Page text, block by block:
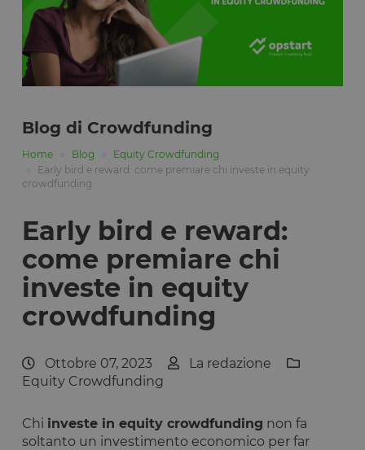
Blog di Crowdfunding
Home Blog
Equity Crowdfunding
Early bird e reward: come premiare chi investe in equity
crowdfunding
Early bird e reward:
come premiare chi
investe in equity
crowdfunding
Ottobre 07, 2023
La redazione
Equity Crowdfunding
Chi investe in equity crowdfunding non fa
soltanto un investimento economico per far